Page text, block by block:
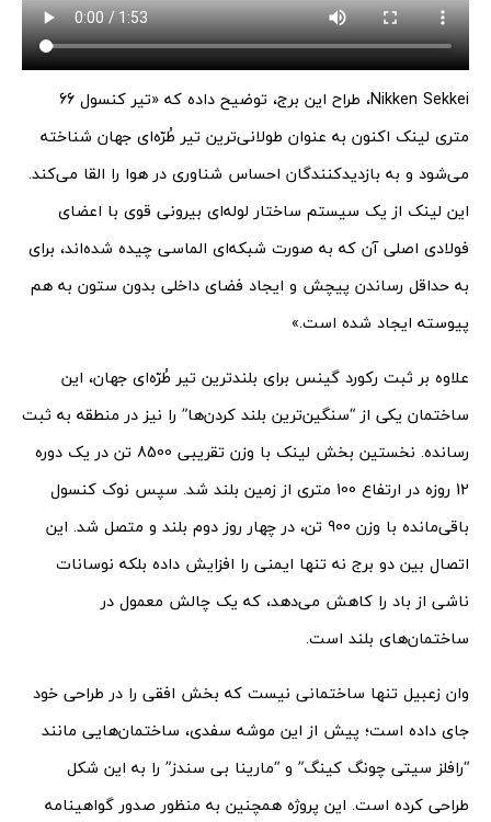
Nikken Sekkei، طراح این برج، توضیح داده که «تیر کنسول 66
متری لینک اکنون به عنوان طولانی‌ترین تیر طُرّه‌ای جهان شناخته
می‌شود و به بازدیدکنندگان احساس شناوری در هوا را القا می‌کند.
این لینک از یک سیستم ساختار لوله‌ای بیرونی قوی با اعضای
فولادی اصلی آن که به صورت شبکه‌ای الماسی چیده شده‌اند، برای
به حداقل رساندن پیچش و ایجاد فضای داخلی بدون ستون به هم
پیوسته ایجاد شده است.»
علاوه بر ثبت رکورد گینس برای بلندترین تیر طُرّه‌ای جهان، این
ساختمان یکی از “سنگین‌ترین بلند کردن‌ها” را نیز در منطقه به ثبت
رسانده. نخستین بخش لینک با وزن تقریبی 8500 تن در یک دوره
12 روزه در ارتفاع 100 متری از زمین بلند شد. سپس نوک کنسول
باقی‌مانده با وزن 900 تن، در چهار روز دوم بلند و متصل شد. این
اتصال بین دو برج نه تنها ایمنی را افزایش داده بلکه نوسانات
ناشی از باد را کاهش می‌دهد، که یک چالش معمول در
ساختمان‌های بلند است.
وان زعبیل تنها ساختمانی نیست که بخش افقی را در طراحی خود
جای داده است؛ پیش از این موشه سفدی، ساختمان‌‌هایی مانند
“رافلز سیتی چونگ کینگ” و “مارینا بی سندز” را به این شکل
طراحی کرده است. این پروژه همچنین به منظور صدور گواهینامه